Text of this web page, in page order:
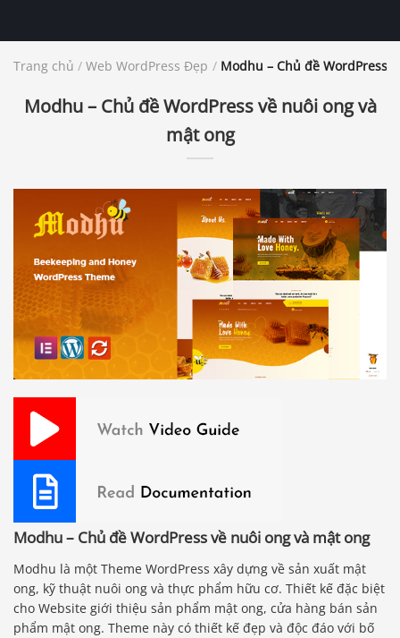
Trang chủ / Web WordPress Đẹp / Modhu – Chủ đề WordPress
Modhu – Chủ đề WordPress về nuôi ong và
mật ong
Modhu – Chủ đề WordPress về nuôi ong và mật ong
Modhu là một Theme WordPress xây dựng về sản xuất mật
ong, kỹ thuật nuôi ong và thực phẩm hữu cơ. Thiết kế đặc biệt
cho Website giới thiệu sản phẩm mật ong, cửa hàng bán sản
phẩm mật ong. Theme này có thiết kế đẹp và độc đáo với bố